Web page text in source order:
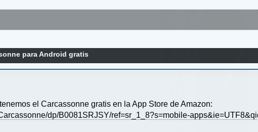
para Android gratis
el Carcassonne gratis en la App Store de Amazon:
dp/B0081SRJSY/ref=sr_1_8?s=mobile-